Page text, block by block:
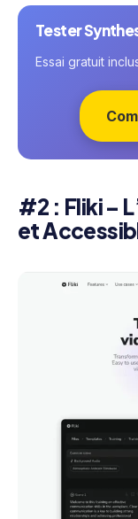
Tester
Essai gratuit
#2 : Fliki –
et